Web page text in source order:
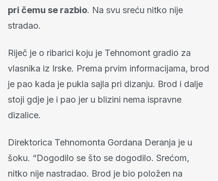
pri čemu se razbio. Na svu sreću nitko nije
stradao.
Riječ je o ribarici koju je Tehnomont gradio za
vlasnika iz Irske. Prema prvim informacijama, brod
je pao kada je pukla sajla pri dizanju. Brod i dalje
stoji gdje je i pao jer u blizini nema ispravne
dizalice.
Direktorica Tehnomonta Gordana Deranja je u
šoku. “Dogodilo se što se dogodilo. Srećom,
nitko nije nastradao. Brod je bio položen na